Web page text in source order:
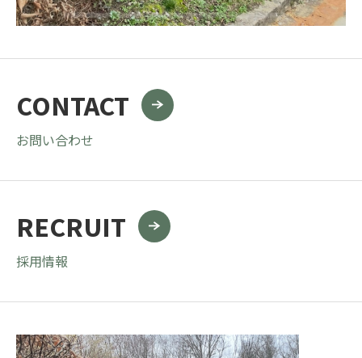
CONTACT
お問い合わせ
RECRUIT
採用情報